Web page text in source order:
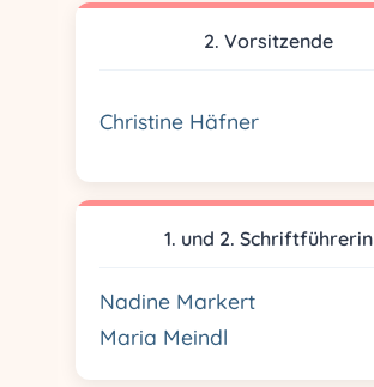
2. Vorsitzende
Christine Häfner
1. und 2. Schriftführerin
Nadine Markert
Maria Meindl